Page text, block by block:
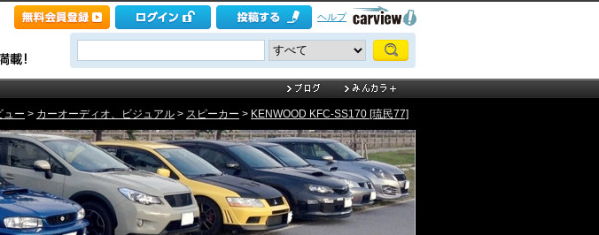
ヘルプ
ュー > カーオーディオ、ビジュアル > スピーカー > KENWOOD KFC-SS170 [琉民77]